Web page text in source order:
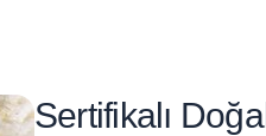
Sertifikalı